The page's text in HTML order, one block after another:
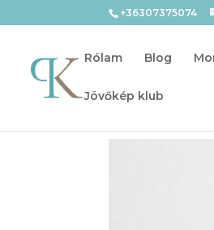
+36307375074
Rólam Blog
Jövőkép klub